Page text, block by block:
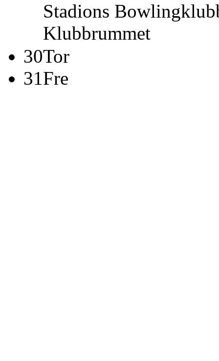
Stadions
Klubbrummet
30Tor
31Fre